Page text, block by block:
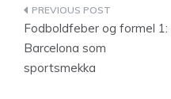
Fodboldfeber og formel 1:
Barcelona som
sportsmekka